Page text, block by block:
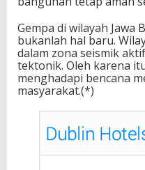
Gempa di wilayah Jawa
bukanlah hal baru.
dalam zona seismik
tektonik. Oleh karena
menghadapi bencana
masyarakat.(*)